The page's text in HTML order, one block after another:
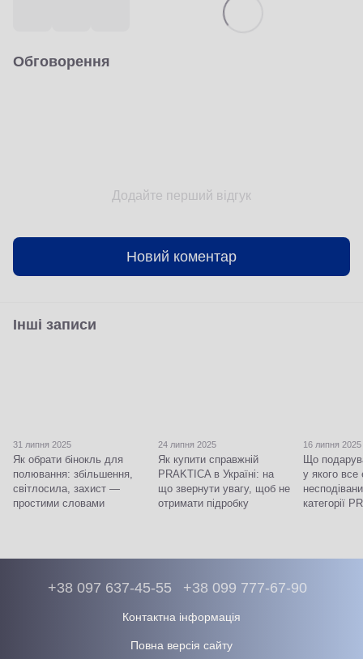
Обговорення
Додайте перший відгук
Новий коментар
Інші записи
31 липня 2025
Як обрати бінокль для
полювання: збільшення,
світлосила, захист —
простими словами
24 липня 2025
Як купити справжній
PRAKTICA в Україні: на
що звернути увагу, щоб не
отримати підробку
16 липня 2025
Що
у якого все
категорії
+38 097 637-45-55 +38 099 777-67-90
Контактна інформація
Повна версія сайту